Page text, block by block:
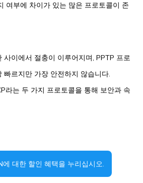
여부에 차이가 있는 많은 프로토콜이 존
사이에서 절충이 이루어지며, PPTP 프로
빠르지만 가장 안전하지 않습니다.
라는 두 가지 프로토콜을 통해 보안과 속
에 대한 할인 혜택을 누리십시오.